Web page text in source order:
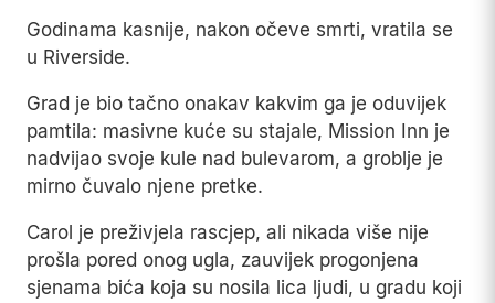
Godinama kasnije, nakon očeve smrti, vratila se
u Riverside.
Grad je bio tačno onakav kakvim ga je oduvijek
pamtila: masivne kuće su stajale, Mission Inn je
nadvijao svoje kule nad bulevarom, a groblje je
mirno čuvalo njene pretke.
Carol je preživjela rascjep, ali nikada više nije
prošla pored onog ugla, zauvijek progonjena
sjenama bića koja su nosila lica ljudi, u gradu koji